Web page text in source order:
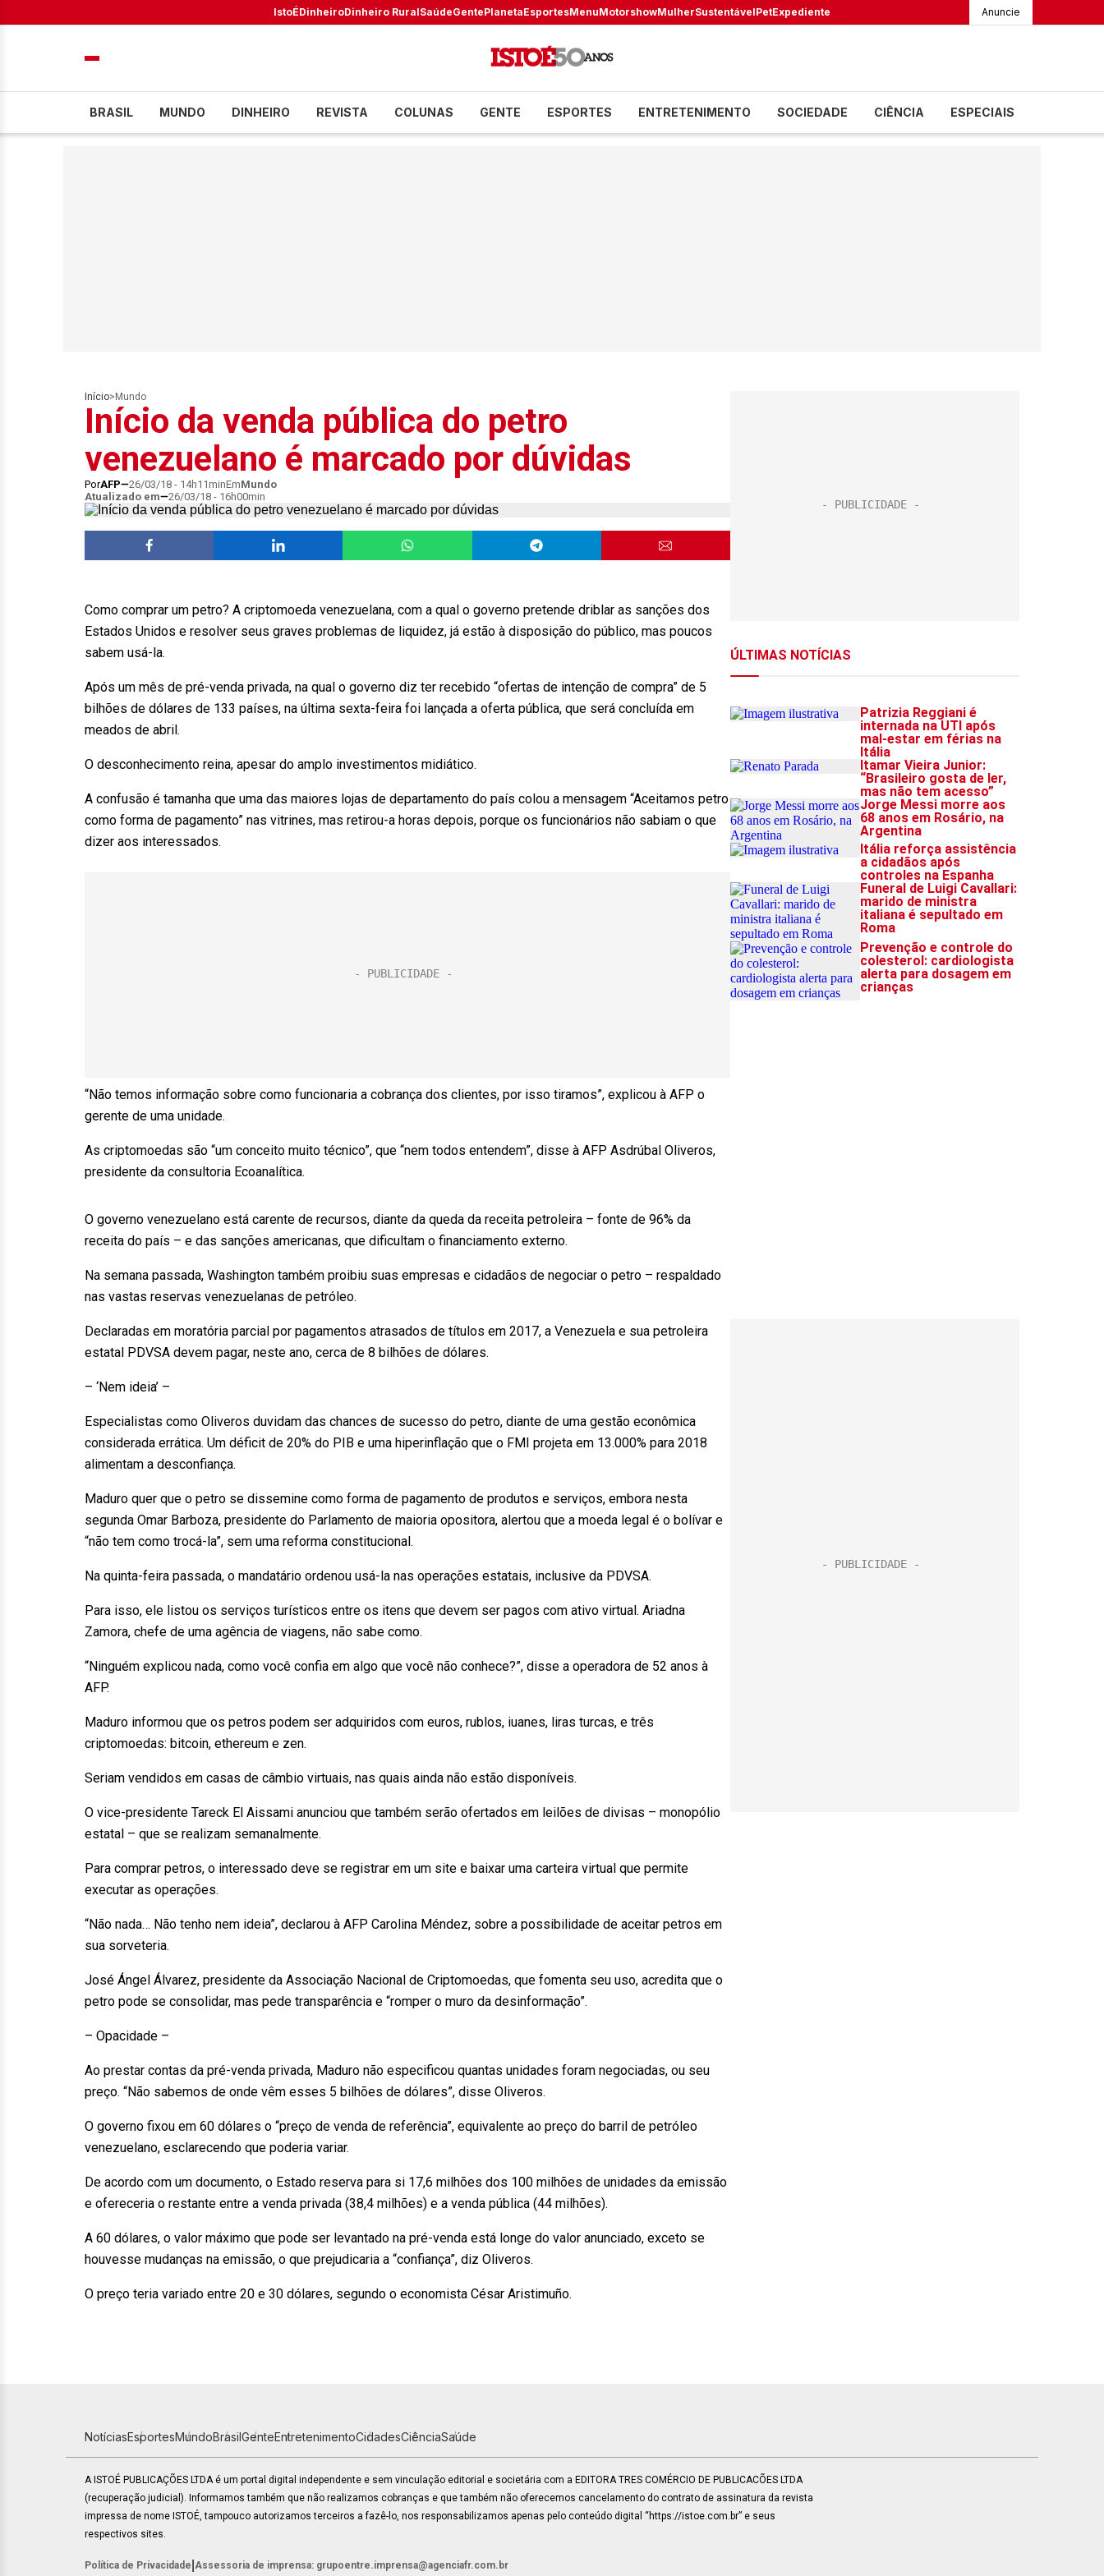
IstoÉDinheiroDinheiro RuralSaúdeGentePlanetaEsportesMenuMotorshowMulherSustentávelPetExpediente Anuncie
BRASIL MUNDO DINHEIRO REVISTA COLUNAS GENTE ESPORTES ENTRETENIMENTO SOCIEDADE CIÊNCIA ESPECIAIS
Início> Mundo
Início da venda pública do petro
venezuelano é marcado por dúvidas
PorAFP 26/03/18 - 14h11minEmMundo
Atualizado em
26/03/18 - 16h00min
Como comprar um petro? A criptomoeda venezuelana, com a qual o governo pretende driblar as sanções dos
Estados Unidos e resolver seus graves problemas de liquidez, já estão à disposição do público, mas poucos
sabem usá-la.
Após um mês de pré-venda privada, na qual o governo diz ter recebido “ofertas de intenção de compra” de 5
bilhões de dólares de 133 países, na última sexta-feira foi lançada a oferta pública, que será concluída em
meados de abril.
O desconhecimento reina, apesar do amplo investimentos midiático.
A confusão é tamanha que uma das maiores lojas de departamento do país colou a mensagem “Aceitamos petro
como forma de pagamento” nas vitrines, mas retirou-a horas depois, porque os funcionários não sabiam o que
dizer aos interessados.
“Não temos informação sobre como funcionaria a cobrança dos clientes, por isso tiramos”, explicou à AFP o
gerente de uma unidade.
As criptomoedas são “um conceito muito técnico”, que “nem todos entendem”, disse à AFP Asdrúbal Oliveros,
presidente da consultoria Ecoanalítica.
O governo venezuelano está carente de recursos, diante da queda da receita petroleira – fonte de 96% da
receita do país – e das sanções americanas, que dificultam o financiamento externo.
Na semana passada, Washington também proibiu suas empresas e cidadãos de negociar o petro – respaldado
nas vastas reservas venezuelanas de petróleo.
Declaradas em moratória parcial por pagamentos atrasados de títulos em 2017, a Venezuela e sua petroleira
estatal PDVSA devem pagar, neste ano, cerca de 8 bilhões de dólares.
– ‘Nem ideia’ –
Especialistas como Oliveros duvidam das chances de sucesso do petro, diante de uma gestão econômica
considerada errática. Um déficit de 20% do PIB e uma hiperinflação que o FMI projeta em 13.000% para 2018
alimentam a desconfiança.
Maduro quer que o petro se dissemine como forma de pagamento de produtos e serviços, embora nesta
segunda Omar Barboza, presidente do Parlamento de maioria opositora, alertou que a moeda legal é o bolívar e
“não tem como trocá-la”, sem uma reforma constitucional.
Na quinta-feira passada, o mandatário ordenou usá-la nas operações estatais, inclusive da PDVSA.
Para isso, ele listou os serviços turísticos entre os itens que devem ser pagos com ativo virtual. Ariadna
Zamora, chefe de uma agência de viagens, não sabe como.
“Ninguém explicou nada, como você confia em algo que você não conhece?”, disse a operadora de 52 anos à
AFP.
Maduro informou que os petros podem ser adquiridos com euros, rublos, iuanes, liras turcas, e três
criptomoedas: bitcoin, ethereum e zen.
Seriam vendidos em casas de câmbio virtuais, nas quais ainda não estão disponíveis.
O vice-presidente Tareck El Aissami anunciou que também serão ofertados em leilões de divisas – monopólio
estatal – que se realizam semanalmente.
Para comprar petros, o interessado deve se registrar em um site e baixar uma carteira virtual que permite
executar as operações.
“Não nada… Não tenho nem ideia”, declarou à AFP Carolina Méndez, sobre a possibilidade de aceitar petros em
sua sorveteria.
José Ángel Álvarez, presidente da Associação Nacional de Criptomoedas, que fomenta seu uso, acredita que o
petro pode se consolidar, mas pede transparência e “romper o muro da desinformação”.
– Opacidade –
Ao prestar contas da pré-venda privada, Maduro não especificou quantas unidades foram negociadas, ou seu
preço. “Não sabemos de onde vêm esses 5 bilhões de dólares”, disse Oliveros.
O governo fixou em 60 dólares o “preço de venda de referência”, equivalente ao preço do barril de petróleo
venezuelano, esclarecendo que poderia variar.
De acordo com um documento, o Estado reserva para si 17,6 milhões dos 100 milhões de unidades da emissão
e ofereceria o restante entre a venda privada (38,4 milhões) e a venda pública (44 milhões).
A 60 dólares, o valor máximo que pode ser levantado na pré-venda está longe do valor anunciado, exceto se
houvesse mudanças na emissão, o que prejudicaria a “confiança”, diz Oliveros.
O preço teria variado entre 20 e 30 dólares, segundo o economista César Aristimuño.
NotíciasEsportesMundoBrasilGenteEntretenimentoCidadesCiênciaSaúde
A ISTOÉ PUBLICAÇÕES LTDA é um portal digital independente e sem vinculação editorial e societária com a EDITORA TRES COMÉRCIO DE PUBLICACÕES LTDA
(recuperação judicial). Informamos também que não realizamos cobranças e que também não oferecemos cancelamento do contrato de assinatura da revista
impressa de nome ISTOÉ, tampouco autorizamos terceiros a fazê-lo, nos responsabilizamos apenas pelo conteúdo digital “https://istoe.com.br” e seus
respectivos sites.
Política de Privacidade Assessoria de imprensa: grupoentre.imprensa@agenciafr.com.br